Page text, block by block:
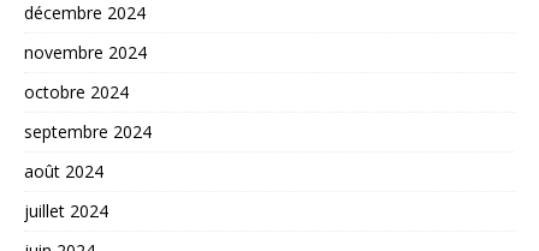
décembre 2024
novembre 2024
octobre 2024
septembre 2024
août 2024
juillet 2024